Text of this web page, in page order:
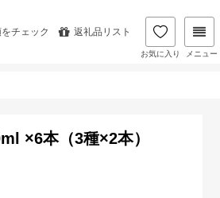
チェック 返礼品リスト
お気に入り メニュー
×6本（3種×2本）